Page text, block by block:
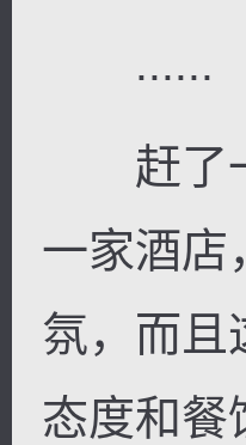
......
赶了一
一家酒店
氛，而且
态度和餐